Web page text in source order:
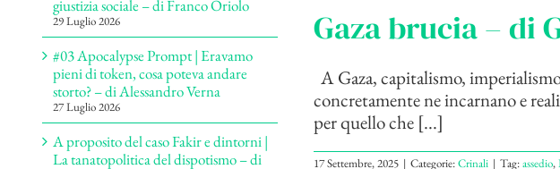
Gaza brucia – di
A Gaza, capitalismo,
concretamente ne incarnano e
per quello che [...]
17 Settembre, 2025 | Categorie:Crinali | Tag:assedio,
giustizia sociale – di Franco Oriolo
29 Luglio 2026
#03 Apocalypse Prompt | Eravamo
pieni di token, cosa poteva andare
storto? – di Alessandro Verna
27 Luglio 2026
A proposito del caso Fakir e dintorni |
La tanatopolitica del dispotismo – di